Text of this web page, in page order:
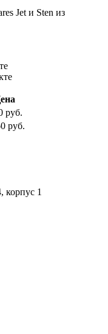
Jet и Sten из
руб.
руб.
корпус 1